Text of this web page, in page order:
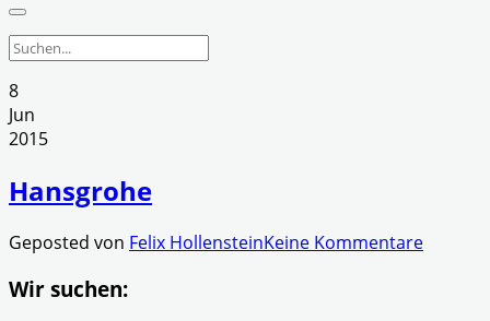
8
Jun
2015
Hansgrohe
Geposted von Felix HollensteinKeine Kommentare
Wir suchen: